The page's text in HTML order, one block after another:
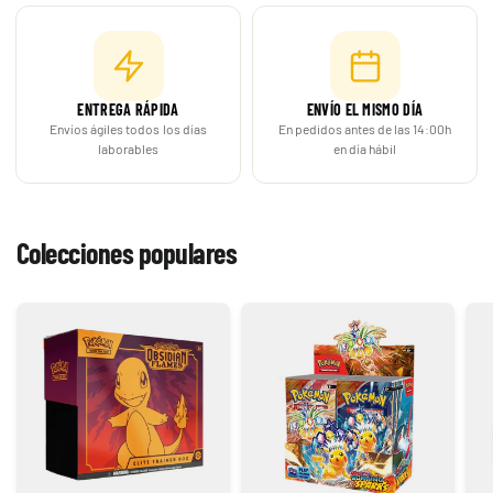
ENTREGA RÁPIDA
Envíos ágiles todos los días
laborables
ENVÍO EL MISMO DÍA
En pedidos antes de las 14:00h
en día hábil
Colecciones populares